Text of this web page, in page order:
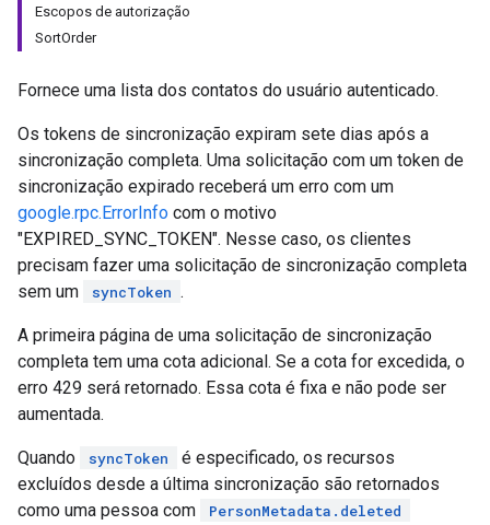
Escopos de autorização
SortOrder
Fornece uma lista dos contatos do usuário autenticado.
Os tokens de sincronização expiram sete dias após a
sincronização completa. Uma solicitação com um token de
sincronização expirado receberá um erro com um
google.rpc.ErrorInfo com o motivo
"EXPIRED_SYNC_TOKEN". Nesse caso, os clientes
precisam fazer uma solicitação de sincronização completa
sem um
syncToken .
A primeira página de uma solicitação de sincronização
completa tem uma cota adicional. Se a cota for excedida, o
erro 429 será retornado. Essa cota é fixa e não pode ser
aumentada.
Quando syncToken
é especificado, os recursos
excluídos desde a última sincronização são retornados
como uma pessoa com
PersonMetadata.deleted